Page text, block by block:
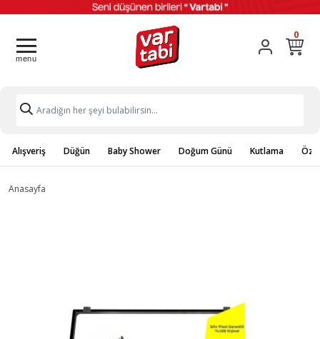
0
Alışveriş Düğün Baby Shower Doğum Günü Kutlama
Anasayfa